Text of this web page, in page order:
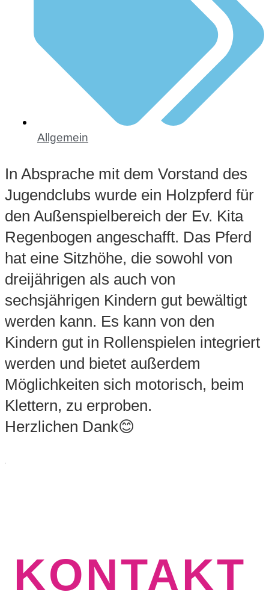
Allgemein
In Absprache mit dem Vorstand des
Jugendclubs wurde ein Holzpferd für
den Außenspielbereich der Ev. Kita
Regenbogen angeschafft. Das Pferd
hat eine Sitzhöhe, die sowohl von
dreijährigen als auch von
sechsjährigen Kindern gut bewältigt
werden kann. Es kann von den
Kindern gut in Rollenspielen integriert
werden und bietet außerdem
Möglichkeiten sich motorisch, beim
Klettern, zu erproben.
Herzlichen Dank😊
KONTAKT